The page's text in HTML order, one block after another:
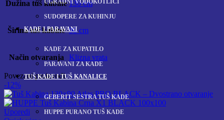
SUDOPERE ZA KUHINJU
KADE I PARAVANI
KADE ZA KUPATILO
PARAVANI ZA KADE
TUŠ KADE I TUŠ KANALICE
GEBERIT SESTRA TUŠ KADE
HUPPE PURANO TUŠ KADE
Dužina tuš kabine 130 cm
Širina tuš kabine 90 cm
Način otvaranja Klizna vrata
Povezani proizvodi
-12%
Uporedi